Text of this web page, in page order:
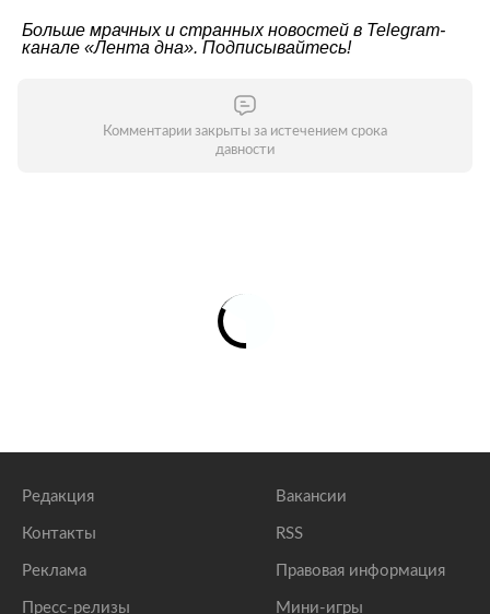
Больше мрачных и странных новостей в Telegram-
канале «Лента дна». Подписывайтесь!
Комментарии закрыты за истечением срока
давности
Редакция
Контакты
Реклама
Пресс-релизы
Вакансии
RSS
Правовая информация
Мини-игры